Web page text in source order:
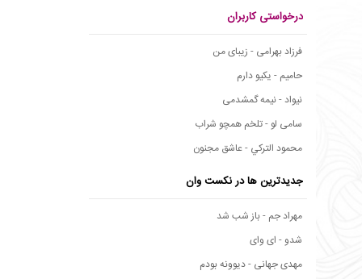
درخواستی کاربران
فرزاد بهرامی - زیبای من
حامیم - یکیو دارم
نیواد - نیمه گمشدمی
سامی لو - تلخم همچو شراب
محمود التركي - عاشق مجنون
جدیدترین ها در نکست وان
مهراد جم - باز شب شد
شدو - ای وای
مهدی جهانی - دیوونه بودم